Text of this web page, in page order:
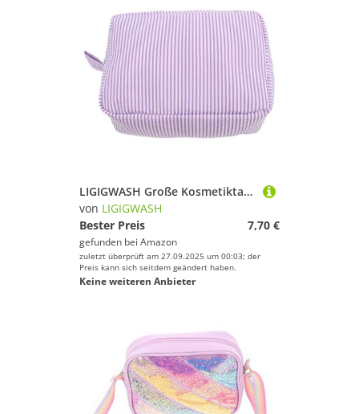
LIGIGWASH Große Kosmetiktasche Damen mit Streifen Langlebig aus Baumwoll leinen Geräumiger Kulturbeutel für Reise und Business Platzsparender Organizer für Make up und Toilettenartikel
von LIGIGWASH
Bester Preis
7,70 €
gefunden bei Amazon
zuletzt überprüft am 27.09.2025 um 00:03; der
Preis kann sich seitdem geändert haben.
Keine weiteren Anbieter